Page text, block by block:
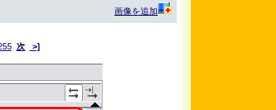
画像を追加
次 >]